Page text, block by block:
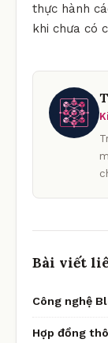
thực hành
khi chưa có
Bài viết
Công nghệ
Hợp đồng